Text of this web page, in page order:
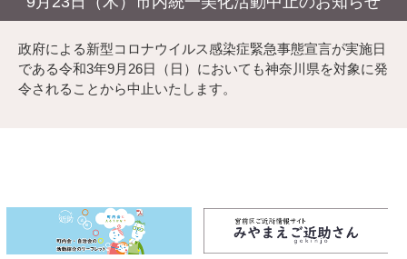
政府による新型コロナウイルス感染症緊急事態宣言が実施日
である令和3年9月26日（日）においても神奈川県を対象に発
令されることから中止いたします。